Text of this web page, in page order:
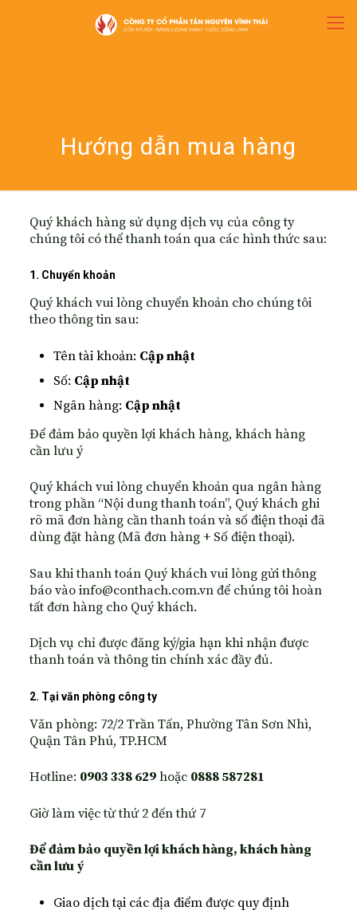
Hướng dẫn mua hàng
Quý khách hàng sử dụng dịch vụ của công ty
chúng tôi có thể thanh toán qua các hình thức sau:
1. Chuyển khoản
Quý khách vui lòng chuyển khoản cho chúng tôi
theo thông tin sau:
Tên tài khoản: Cập nhật
Số: Cập nhật
Ngân hàng: Cập nhật
Để đảm bảo quyền lợi khách hàng, khách hàng
cần lưu ý
Quý khách vui lòng chuyển khoản qua ngân hàng
trong phần “Nội dung thanh toán”, Quý khách ghi
rõ mã đơn hàng cần thanh toán và số điện thoại đã
dùng đặt hàng (Mã đơn hàng + Số điện thoại).
Sau khi thanh toán Quý khách vui lòng gửi thông
báo vào info@conthach.com.vnđể chúng tôi hoàn
tất đơn hàng cho Quý khách.
Dịch vụ chỉ được đăng ký/gia hạn khi nhận được
thanh toán và thông tin chính xác đầy đủ.
2. Tại văn phòng công ty
Văn phòng: 72/2 Trần Tấn, Phường Tân Sơn Nhì,
Quận Tân Phú, TP.HCM
Hotline: 0903 338 629hoặc 0888 587281
Giờ làm việc từ thứ 2 đến thứ 7
Để đảm bảo quyền lợi khách hàng, khách hàng
cần lưu ý
Giao dịch tại các địa điểm được quy định